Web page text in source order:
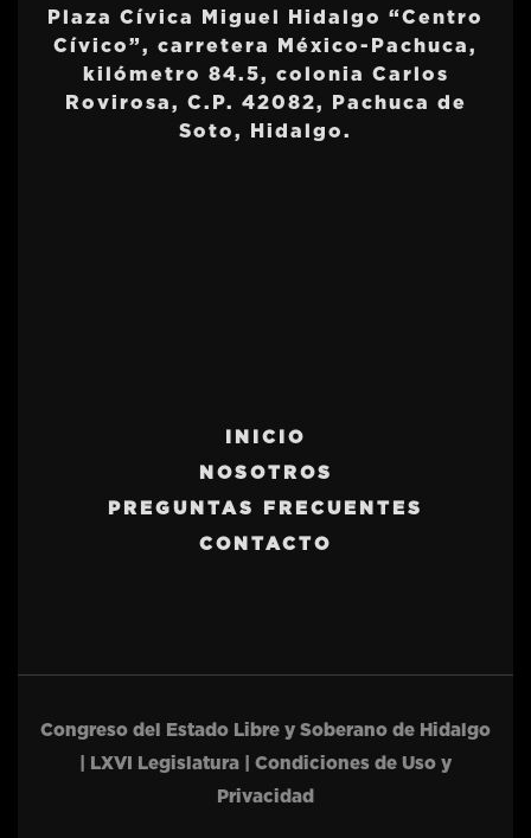
Plaza Cívica Miguel Hidalgo “Centro
Cívico”, carretera México-Pachuca,
kilómetro 84.5, colonia Carlos
Rovirosa, C.P. 42082, Pachuca de
Soto, Hidalgo.
INICIO
NOSOTROS
PREGUNTAS FRECUENTES
CONTACTO
Congreso del Estado Libre y Soberano de Hidalgo
| LXVI Legislatura | Condiciones de Uso y
Privacidad